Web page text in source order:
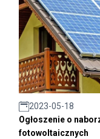
2023-05-18
Ogłoszenie o
fotowoltaicznych